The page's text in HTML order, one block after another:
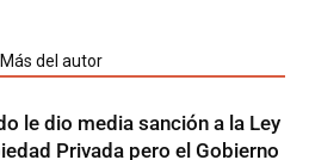
Más del autor
le dio media sanción a la Ley
Privada pero el Gobierno